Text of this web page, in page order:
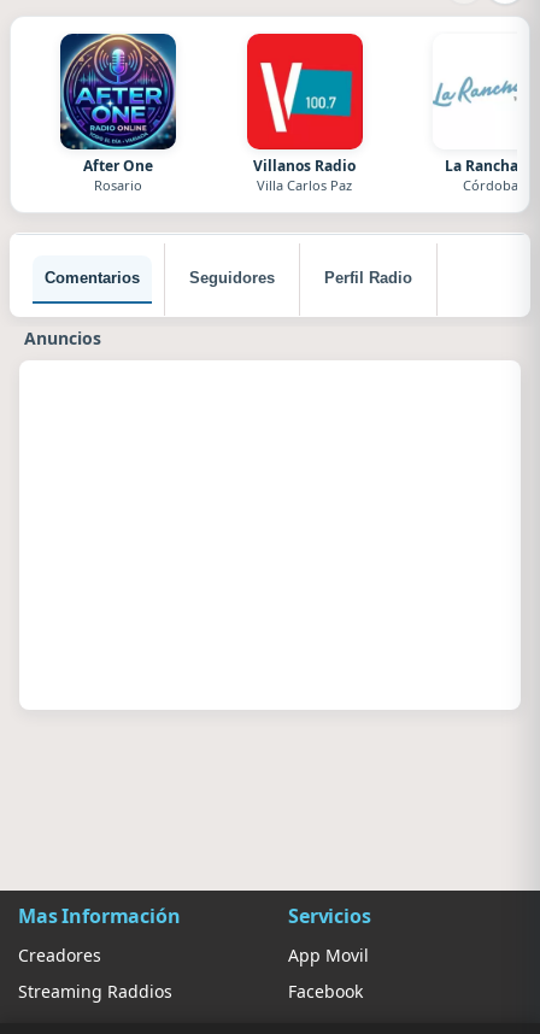
After One
Rosario
Villanos Radio
Villa Carlos Paz
La Ranchada
Córdoba
Comentarios Seguidores Perfil Radio
Anuncios
Mas Información
Creadores
Streaming Raddios
Servicios
App Movil
Facebook